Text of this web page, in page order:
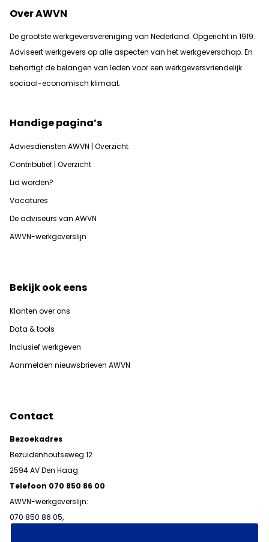
Over AWVN
De grootste werkgeversvereniging van Nederland. Opgericht in 1919.
Adviseert werkgevers op alle aspecten van het werkgeverschap. En
behartigt de belangen van leden voor een werkgeversvriendelijk
sociaal-economisch klimaat.
Handige pagina’s
Adviesdiensten AWVN | Overzicht
Contributief | Overzicht
Lid worden?
Vacatures
De adviseurs van AWVN
AWVN-werkgeverslijn
Bekijk ook eens
Klanten over ons
Data & tools
Inclusief werkgeven
Aanmelden nieuwsbrieven AWVN
Contact
Bezoekadres
Bezuidenhoutseweg 12
2594 AV Den Haag
Telefoon 070 850 86 00
AWVN-werkgeverslijn:
070 850 86 05,